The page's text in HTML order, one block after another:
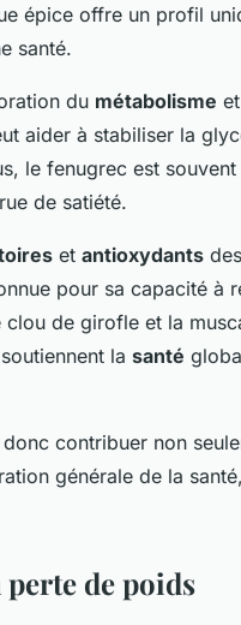
épice offre un profil
santé.
du métabolisme
aider à stabiliser la
le fenugrec est souvent
de satiété.
et antioxydants
pour sa capacité à
clou de girofle et la
la santé
contribuer non
générale de la
de poids